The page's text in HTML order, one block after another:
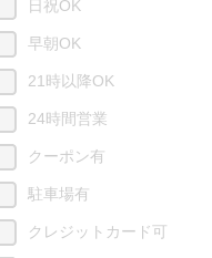
日祝OK
早朝OK
21時以降OK
24時間営業
クーポン有
駐車場有
クレジットカード可